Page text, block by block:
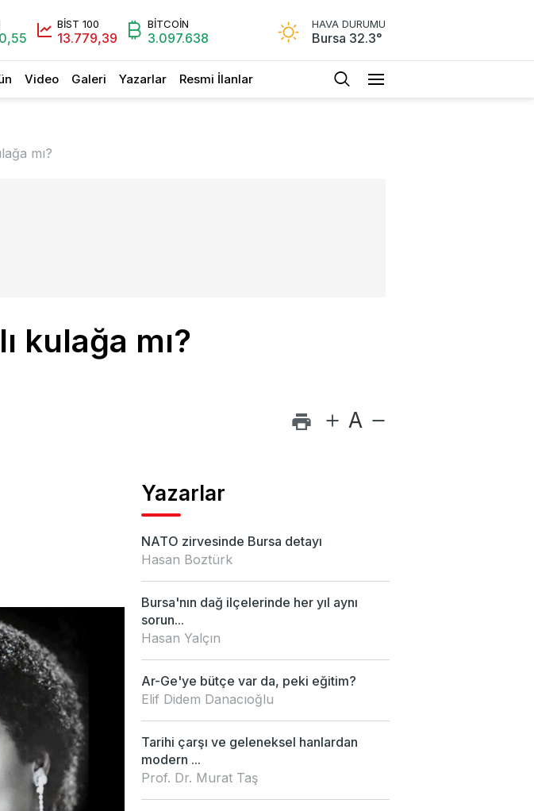
BİST 100
13.779,39
BİTCOİN
3.097.638
HAVA DURUMU
Bursa 32.3°
Video Galeri Yazarlar Resmi İlanlar
mı?
kulağa mı?
A
Yazarlar
NATO zirvesinde Bursa detayı
Hasan Boztürk
Bursa'nın dağ ilçelerinde her yıl aynı
sorun...
Hasan Yalçın
Ar-Ge'ye bütçe var da, peki eğitim?
Elif Didem Danacıoğlu
Tarihi çarşı ve geleneksel hanlardan
modern ...
Prof. Dr. Murat Taş